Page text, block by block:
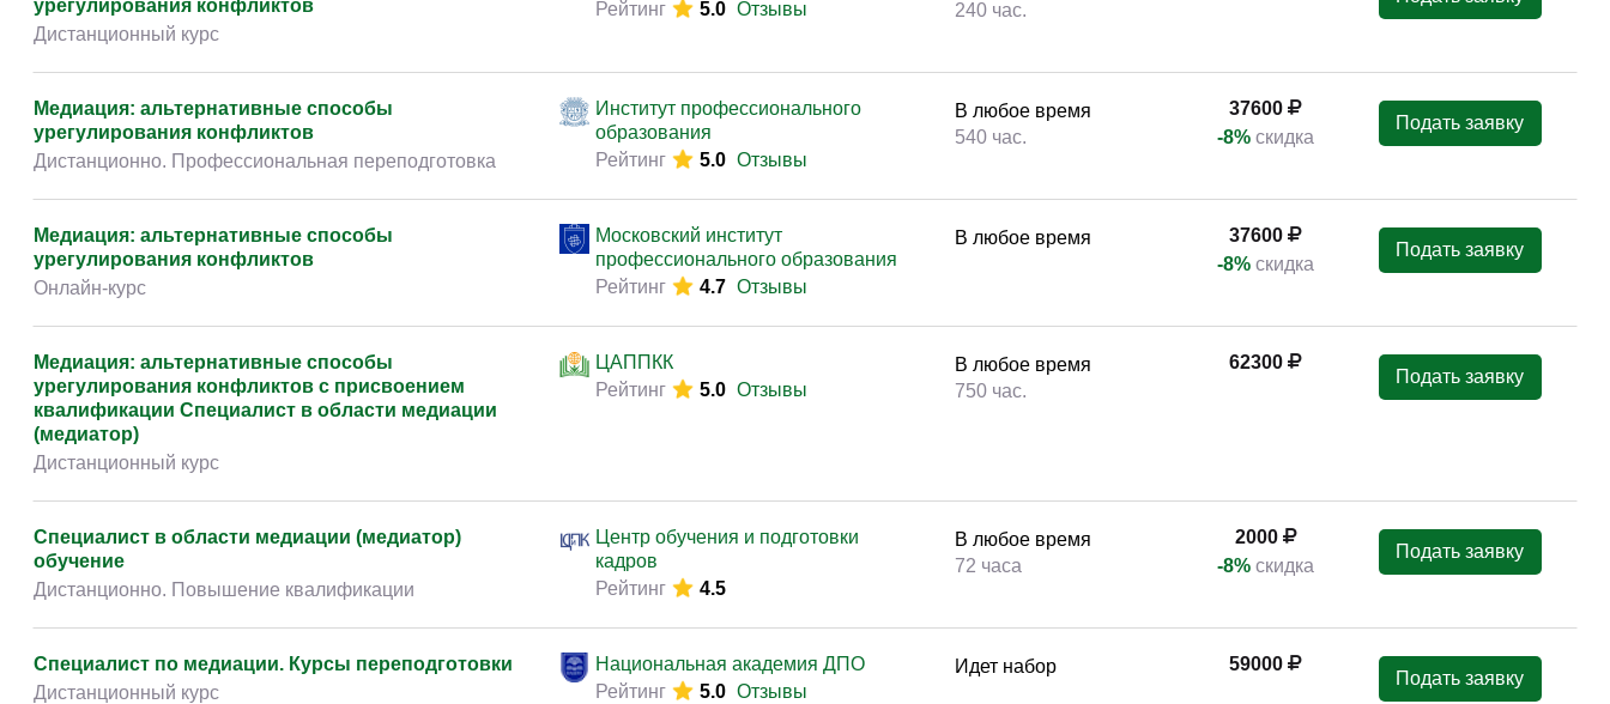
урегулирования конфликтов
Дистанционный курс
Рейтинг 5.0 Отзывы 240 час.
Медиация: альтернативные способы
урегулирования конфликтов
Дистанционно. Профессиональная переподготовка
Институт профессионального
образования
Рейтинг
5.0 Отзывы
В любое время
540 час.
37600
-8% скидка
Подать заявку
Медиация: альтернативные способы
урегулирования конфликтов
Онлайн-курс
Московский институт
профессионального образования
Рейтинг
4.7 Отзывы
В любое время
37600
-8% скидка
Подать заявку
Медиация: альтернативные способы
урегулирования конфликтов с присвоением
квалификации Специалист в области медиации
(медиатор)
Дистанционный курс
ЦАППКК
Рейтинг
5.0 Отзывы
В любое время
750 час.
62300
Подать заявку
Специалист в области медиации (медиатор)
обучение
Дистанционно. Повышение квалификации
Центр обучения и подготовки
кадров
Рейтинг
4.5
В любое время
72 часа
2000
-8% скидка
Подать заявку
Специалист по медиации. Курсы переподготовки
Дистанционный курс
Национальная академия ДПО
Рейтинг
5.0 Отзывы
Идет набор 59000
Подать заявку